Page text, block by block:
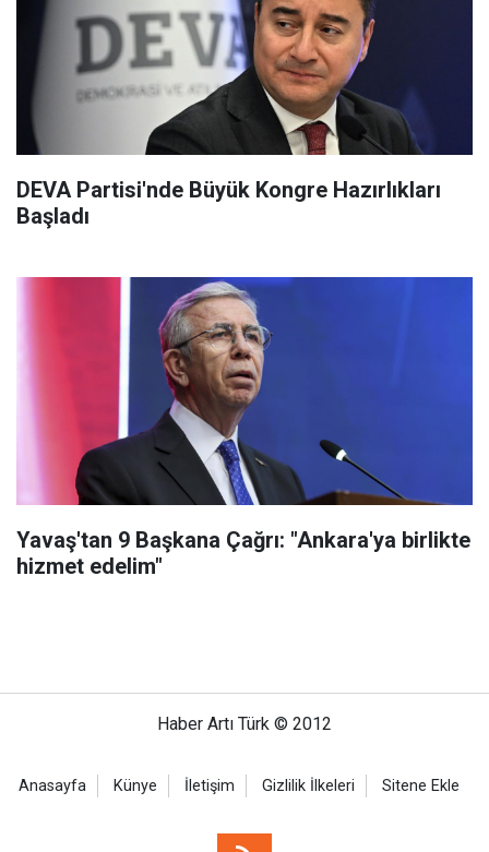
DEVA Partisi'nde Büyük Kongre Hazırlıkları
Başladı
Yavaş'tan 9 Başkana Çağrı: "Ankara'ya birlikte
hizmet edelim"
Haber Artı Türk © 2012
Anasayfa Künye İletişim Gizlilik İlkeleri Sitene Ekle